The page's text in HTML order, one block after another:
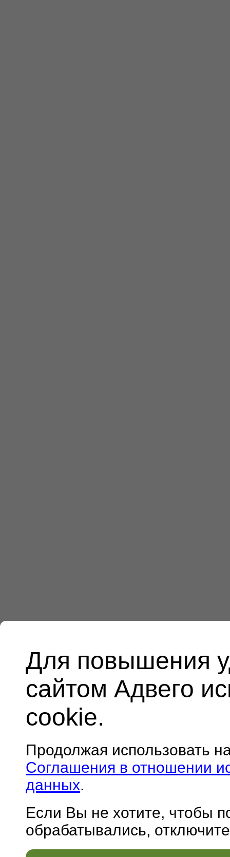
Для повышения
сайтом Адвего
cookie.
Продолжая использовать
Соглашения в отношении
данных.
Если Вы не хотите, чтобы
обрабатывались,